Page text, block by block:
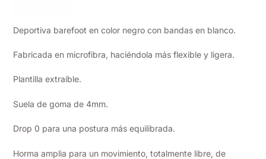
Deportiva barefoot en color negro con bandas en blanco.
Fabricada en microfibra, haciéndola más flexible y ligera.
Plantilla extraíble.
Suela de goma de 4mm.
Drop 0 para una postura más equilibrada.
Horma amplia para un movimiento, totalmente libre, de